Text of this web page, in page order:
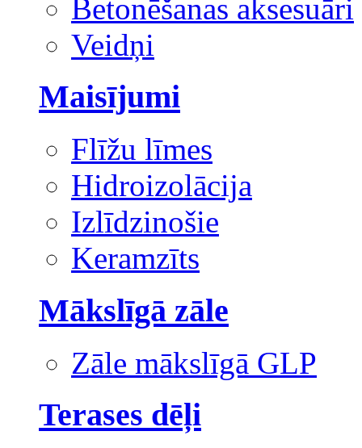
Betonēšanas aksesuāri
Veidņi
Maisījumi
Flīžu līmes
Hidroizolācija
Izlīdzinošie
Keramzīts
Mākslīgā zāle
Zāle mākslīgā GLP
Terases dēļi